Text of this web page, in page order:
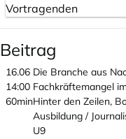
Beitrag
16.06
14:00
60min
Die Branche aus
Fachkräftemangel
Hinter den Zeilen,
Ausbildung /
U9